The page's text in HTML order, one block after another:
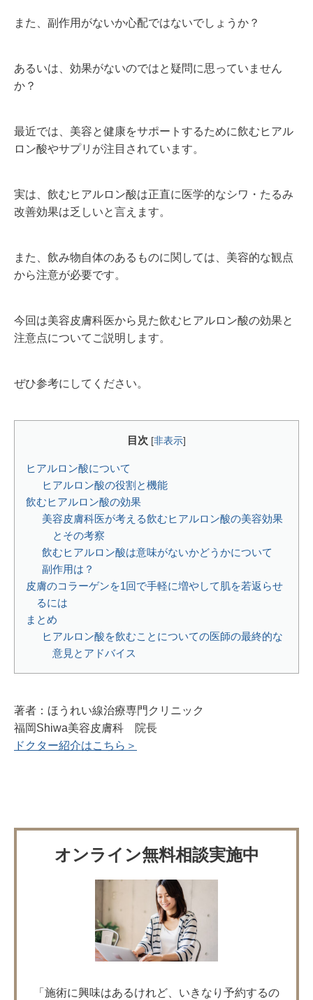
また、副作用がないか心配ではないでしょうか？
あるいは、効果がないのではと疑問に思っていません
か？
最近では、美容と健康をサポートするために飲むヒアル
ロン酸やサプリが注目されています。
実は、飲むヒアルロン酸は正直に医学的なシワ・たるみ
改善効果は乏しいと言えます。
また、飲み物自体のあるものに関しては、美容的な観点
から注意が必要です。
今回は美容皮膚科医から見た飲むヒアルロン酸の効果と
注意点についてご説明します。
ぜひ参考にしてください。
目次 [非表示]
ヒアルロン酸について
ヒアルロン酸の役割と機能
飲むヒアルロン酸の効果
美容皮膚科医が考える飲むヒアルロン酸の美容効果
とその考察
飲むヒアルロン酸は意味がないかどうかについて
副作用は？
皮膚のコラーゲンを1回で手軽に増やして肌を若返らせ
るには
まとめ
ヒアルロン酸を飲むことについての医師の最終的な
意見とアドバイス
著者：ほうれい線治療専門クリニック
福岡Shiwa美容皮膚科 院長
ドクター紹介はこちら＞
オンライン無料相談実施中
「施術に興味はあるけれど、いきなり予約するの